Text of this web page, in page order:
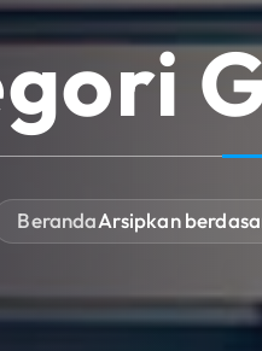
BerandaArsipkan